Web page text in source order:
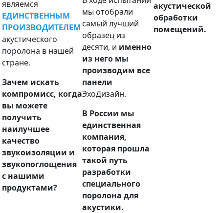
являемся
ЕДИНСТВЕННЫМ
ПРОИЗВОДИТЕЛЕМ
акустического
поролона в нашей
стране.
Зачем искать
компромисс, когда
вы можете
получить
наилучшее
качество
звукоизоляции и
звукопоглощения
с нашими
продуктами?
мы отобрали
самый лучший
образец из
десяти, и именно
из него мы
производим все
панели
ЭхоДизайн.
В России мы
единственная
компания,
которая прошла
такой путь
разработки
специального
поролона для
акустики.
акустической
обработки
помещений.